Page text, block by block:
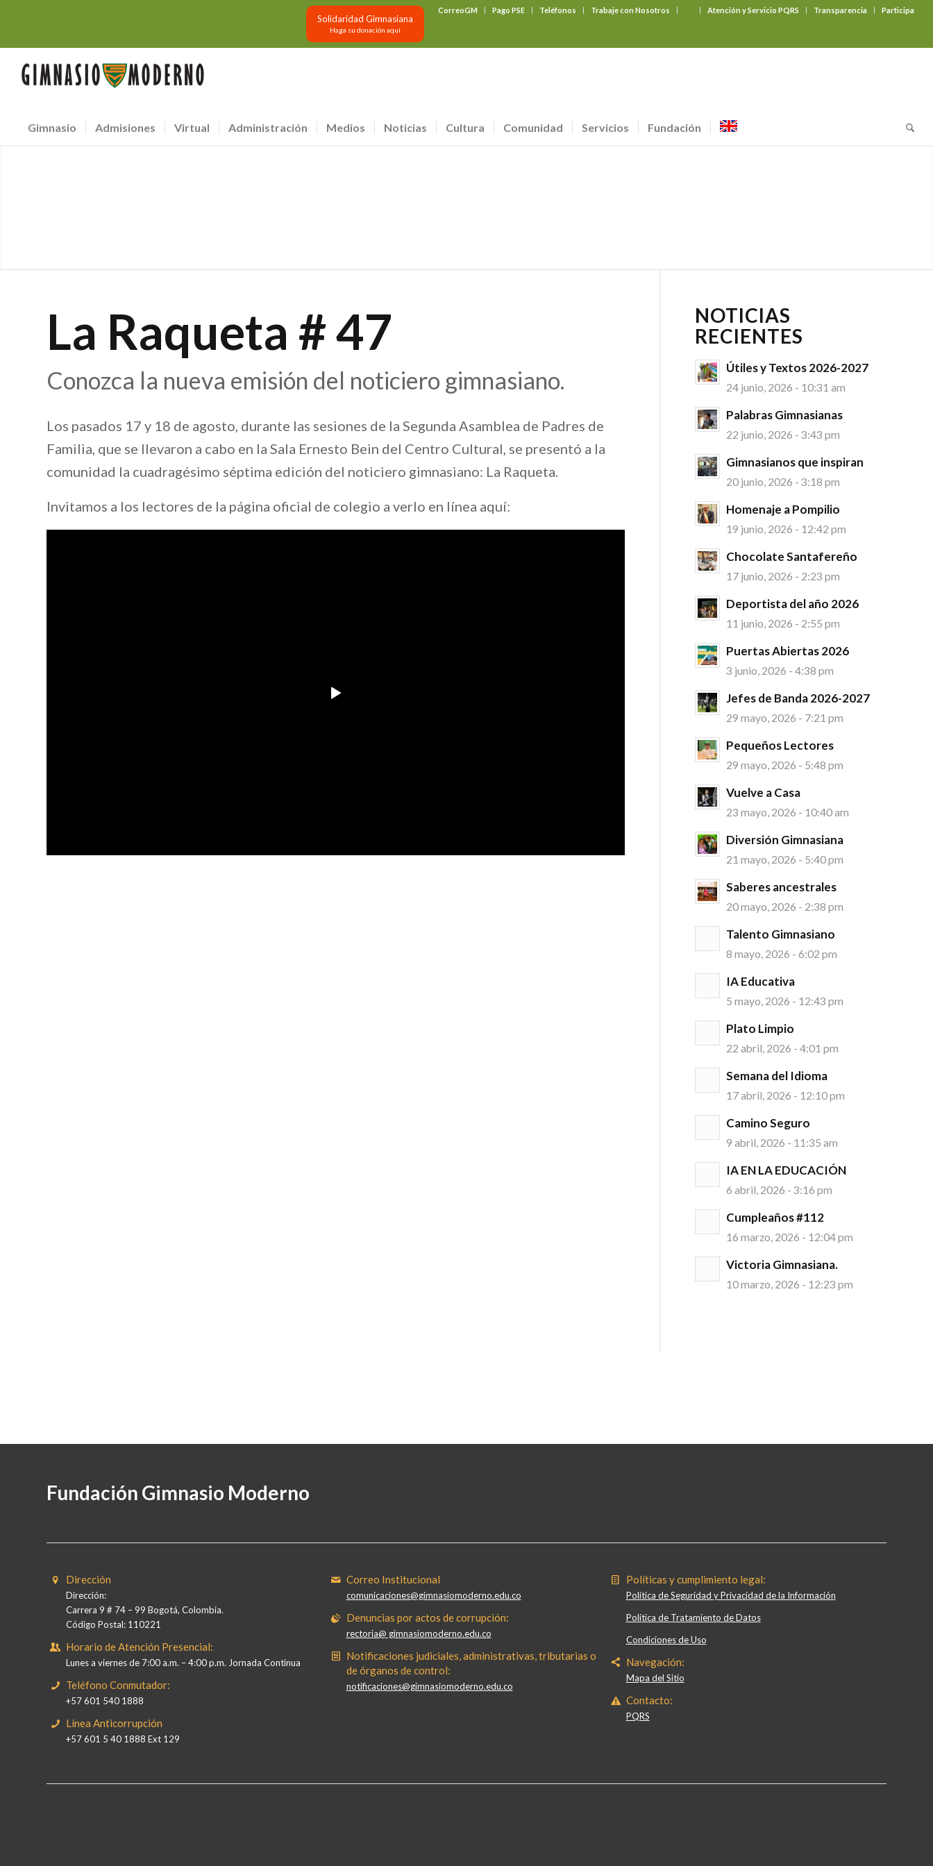
CorreoGM Pago PSE Teléfonos Trabaje con Nosotros Atención y Servicio PQRS Transparencia Participa
Solidaridad Gimnasiana
Haga su donación aquí
Gimnasio Admisiones Virtual Administración Medios Noticias Cultura Comunidad Servicios Fundación
La Raqueta # 47
Conozca la nueva emisión del noticiero gimnasiano.
Los pasados 17 y 18 de agosto, durante las sesiones de la Segunda Asamblea de Padres de
Familia, que se llevaron a cabo en la Sala Ernesto Bein del Centro Cultural, se presentó a la
comunidad la cuadragésimo séptima edición del noticiero gimnasiano: La Raqueta.
Invitamos a los lectores de la página oficial de colegio a verlo en línea aquí:
NOTICIAS
RECIENTES
Útiles y Textos 2026-2027
24 junio, 2026 - 10:31 am
Palabras Gimnasianas
22 junio, 2026 - 3:43 pm
Gimnasianos que inspiran
20 junio, 2026 - 3:18 pm
Homenaje a Pompilio
19 junio, 2026 - 12:42 pm
Chocolate Santafereño
17 junio, 2026 - 2:23 pm
Deportista del año 2026
11 junio, 2026 - 2:55 pm
Puertas Abiertas 2026
3 junio, 2026 - 4:38 pm
Jefes de Banda 2026-2027
29 mayo, 2026 - 7:21 pm
Pequeños Lectores
29 mayo, 2026 - 5:48 pm
Vuelve a Casa
23 mayo, 2026 - 10:40 am
Diversión Gimnasiana
21 mayo, 2026 - 5:40 pm
Saberes ancestrales
20 mayo, 2026 - 2:38 pm
Talento Gimnasiano
8 mayo, 2026 - 6:02 pm
IA Educativa
5 mayo, 2026 - 12:43 pm
Plato Limpio
22 abril, 2026 - 4:01 pm
Semana del Idioma
17 abril, 2026 - 12:10 pm
Camino Seguro
9 abril, 2026 - 11:35 am
IA EN LA EDUCACIÓN
6 abril, 2026 - 3:16 pm
Cumpleaños #112
16 marzo, 2026 - 12:04 pm
Victoria Gimnasiana.
10 marzo, 2026 - 12:23 pm
Fundación Gimnasio Moderno
Dirección
Dirección:
Carrera 9 # 74 – 99 Bogotá, Colombia.
Código Postal: 110221
Horario de Atención Presencial:
Lunes a viernes de 7:00 a.m. – 4:00 p.m. Jornada Continua
Teléfono Conmutador:
+57 601 540 1888
Línea Anticorrupción
+57 601 5 40 1888 Ext 129
Correo Institucional
comunicaciones@gimnasiomoderno.edu.co
Denuncias por actos de corrupción:
rectoria@ gimnasiomoderno.edu.co
Notificaciones judiciales, administrativas, tributarias o
de órganos de control:
notificaciones@gimnasiomoderno.edu.co
Políticas y cumplimiento legal:
Política de Seguridad y Privacidad de la Información
Política de Tratamiento de Datos
Condiciones de Uso
Navegación:
Mapa del Sitio
Contacto:
PQRS